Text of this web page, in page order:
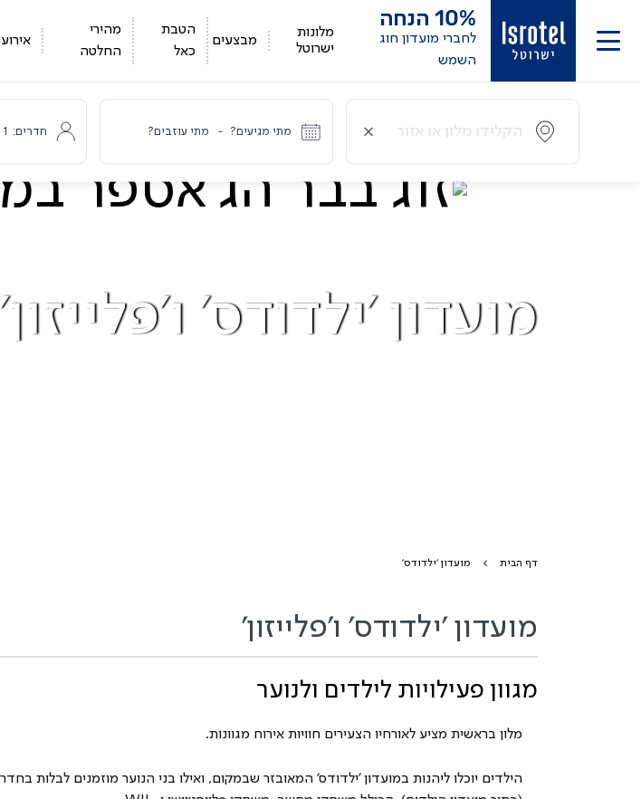
10% הנחה
לחברי מועדון חוג
השמש
מלונות
ישרוטל
מבצעים
הטבת
כאל
מהירי
החלטה
מתי מגיעים? - מתי עוזבים? חדרים: 1
מועדון 'ילדודס'
דף הבית מועדון 'ילדודס'
מועדון 'ילדודס' ו'פלייזון'
מגוון פעילויות לילדים ולנוער
מלון בראשית מציע לאורחיו הצעירים חוויות אירוח מגוונות.
הילדים יוכלו ליהנות במועדון 'ילדודס' המאובזר שבמקום, ואילו בני הנוער מוזמנים לבלות